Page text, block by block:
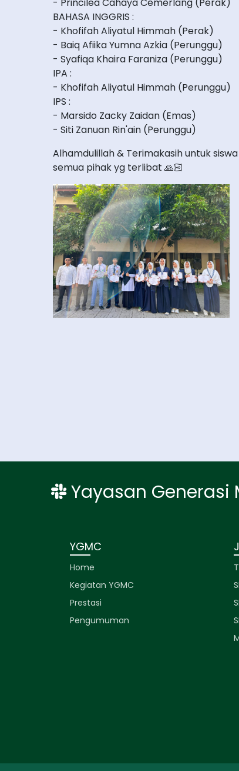
BAHASA INGGRIS :
- Khofifah Aliyatul Himmah (Perak)
- Baiq Afiika Yumna Azkia (Perunggu)
- Syafiqa Khaira Faraniza (Perunggu)
IPA :
- Khofifah Aliyatul Himmah (Perunggu)
IPS :
- Marsido Zacky Zaidan (Emas)
- Siti Zanuan Rin'ain (Perunggu)
Alhamdulillah & Terimakasih untuk
semua pihak yg terlibat 🙏🏻
Yayasan Generasi
YGMC
Home
Kegiatan YGMC
Prestasi
Pengumuman